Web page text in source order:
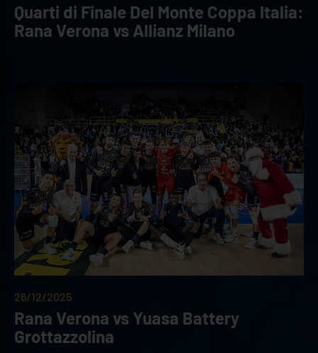
Quarti di Finale Del Monte Coppa Italia:
Rana Verona vs Allianz Milano
26/12/2025
Rana Verona vs Yuasa Battery
Grottazzolina